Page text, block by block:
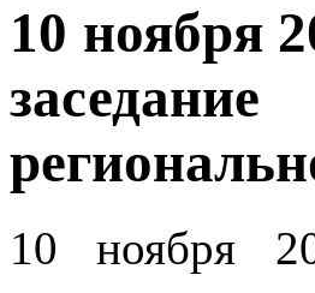
10 ноября
10 ноября